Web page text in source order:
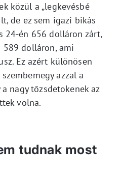
közül a „legkevésbé
de ez sem igazi bikás
24-én 656 dolláron zárt,
dolláron, ami
Ez azért különösen
azzal a
nagy tőzsdetokenek az
volna.
tudnak most